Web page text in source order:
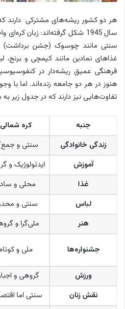
هر دو کشور ریشه‌های مشترکی دارند
سال 1945 شکل گرفته‌اند: زبان
سنتی مانند چوسوک (جشن برداشت)
غذاهای نمادین مانند کیمچی و
فرهنگی عمیق ریشه‌دار در
هنوز در هر دو جامعه زنده‌اند. اما با
تفاوت‌هایی نیز دارند که در جدول زیر به
جنبه کره شمالی
زندگی خانوادگی
سنتی و
آموزش
ایدئولوژیک و
غذا
محلی و
لباس
سنتی و
هنر
ملی‌گرا و
جشنواره‌ها ملی و کوتاه
ورزش
گروهی و
نقش زنان
سنتی اما